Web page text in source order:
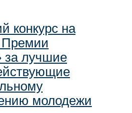
конкурс на
Премии
за лучшие
молодежи